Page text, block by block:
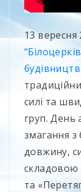
13
силі та
груп. День
змагання з
довжину,
складовою
та